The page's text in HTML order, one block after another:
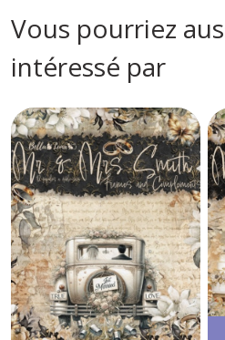
Vous pourriez
intéressé par